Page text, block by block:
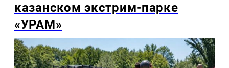
казанском экстрим-парке
«УРАМ»